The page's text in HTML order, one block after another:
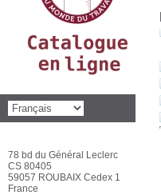
78 bd du Général Leclerc
CS 80405
59057 ROUBAIX Cedex 1
France